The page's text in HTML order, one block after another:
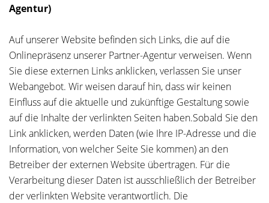
Agentur)
Auf unserer Website befinden sich Links, die auf die
Onlinepräsenz unserer Partner-Agentur verweisen. Wenn
Sie diese externen Links anklicken, verlassen Sie unser
Webangebot. Wir weisen darauf hin, dass wir keinen
Einfluss auf die aktuelle und zukünftige Gestaltung sowie
auf die Inhalte der verlinkten Seiten haben.Sobald Sie den
Link anklicken, werden Daten (wie Ihre IP-Adresse und die
Information, von welcher Seite Sie kommen) an den
Betreiber der externen Website übertragen. Für die
Verarbeitung dieser Daten ist ausschließlich der Betreiber
der verlinkten Website verantwortlich. Die